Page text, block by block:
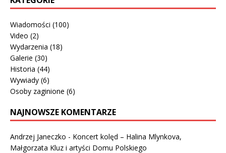
Wiadomości (100)
Video (2)
Wydarzenia (18)
Galerie (30)
Historia (44)
Wywiady (6)
Osoby zaginione (6)
NAJNOWSZE KOMENTARZE
Andrzej Janeczko - Koncert kolęd – Halina Mlynkova,
Małgorzata Kluz i artyści Domu Polskiego